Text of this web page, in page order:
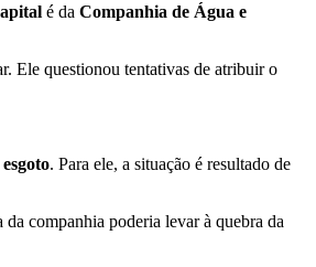
é da Companhia de Água e
Ele questionou tentativas de atribuir o
. Para ele, a situação é resultado de
companhia poderia levar à quebra da